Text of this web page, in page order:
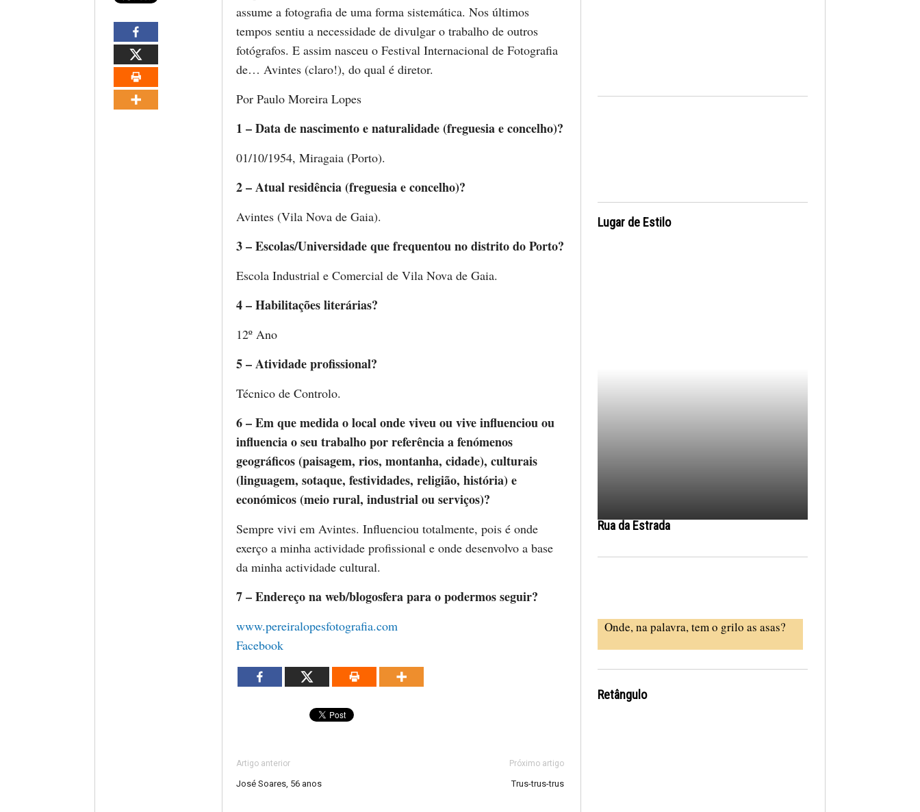
assume a fotografia de uma forma sistemática. Nos últimos
tempos sentiu a necessidade de divulgar o trabalho de outros
fotógrafos. E assim nasceu o Festival Internacional de Fotografia
de… Avintes (claro!), do qual é diretor.
Por Paulo Moreira Lopes
1 – Data de nascimento e naturalidade (freguesia e concelho)?
01/10/1954, Miragaia (Porto).
2 – Atual residência (freguesia e concelho)?
Avintes (Vila Nova de Gaia).
3 – Escolas/Universidade que frequentou no distrito do Porto?
Escola Industrial e Comercial de Vila Nova de Gaia.
4 – Habilitações literárias?
12º Ano
5 – Atividade profissional?
Técnico de Controlo.
6 – Em que medida o local onde viveu ou vive influenciou ou
influencia o seu trabalho por referência a fenómenos
geográficos (paisagem, rios, montanha, cidade), culturais
(linguagem, sotaque, festividades, religião, história) e
económicos (meio rural, industrial ou serviços)?
Sempre vivi em Avintes. Influenciou totalmente, pois é onde
exerço a minha actividade profissional e onde desenvolvo a base
da minha actividade cultural.
7 – Endereço na web/blogosfera para o podermos seguir?
www.pereiralopesfotografia.com
Facebook
Artigo anterior
José Soares, 56 anos
Próximo artigo
Trus-trus-trus
Lugar de Estilo
Rua da Estrada
Onde, na palavra, tem o grilo as asas?
Retângulo